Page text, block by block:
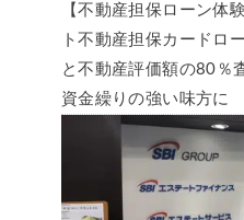
【不動産担保ローン体
ト不動産担保カードロ
と不動産評価額の80％
資金繰りの強い味方に